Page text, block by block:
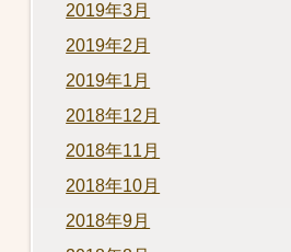
2019年3月
2019年2月
2019年1月
2018年12月
2018年11月
2018年10月
2018年9月